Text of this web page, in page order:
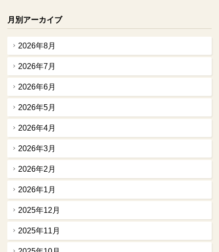
月別アーカイブ
2026年8月
2026年7月
2026年6月
2026年5月
2026年4月
2026年3月
2026年2月
2026年1月
2025年12月
2025年11月